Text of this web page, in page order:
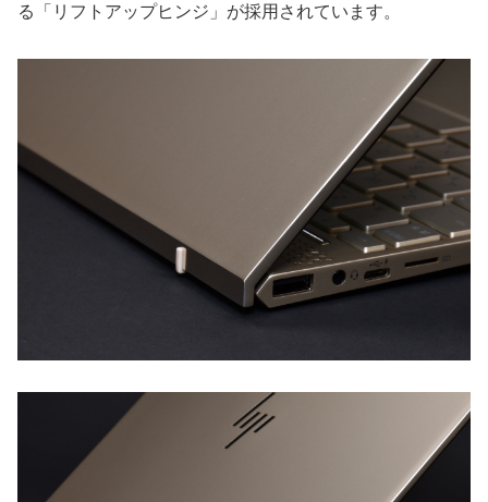
る「リフトアップヒンジ」が採用されています。